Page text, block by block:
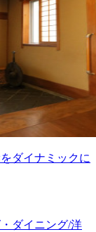
ダイナミックに
ダイニング/洋